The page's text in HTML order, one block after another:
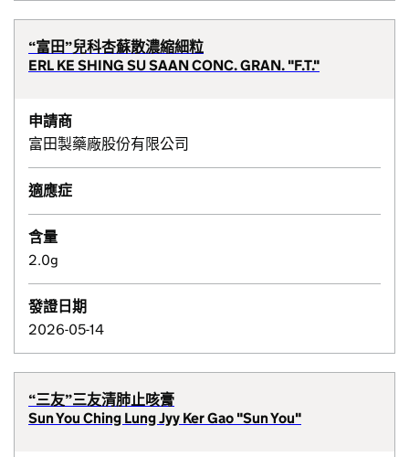
“富田”兒科杏蘇散濃縮細粒
ERL KE SHING SU SAAN CONC. GRAN. "F.T."
申請商
富田製藥廠股份有限公司
適應症
含量
2.0g
發證日期
2026-05-14
“三友”三友清肺止咳膏
Sun You Ching Lung Jyy Ker Gao "Sun You"